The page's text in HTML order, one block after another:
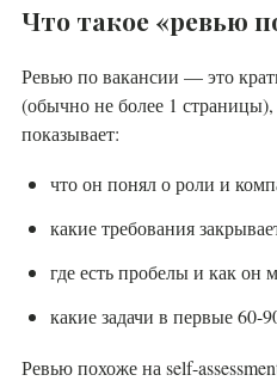
Что такое «ревью
Ревью по вакансии — это
(обычно не более 1 страницы),
показывает:
что он понял о роли и
какие требования
где есть пробелы и как он
какие задачи в первые 60-
Ревью похоже на self-